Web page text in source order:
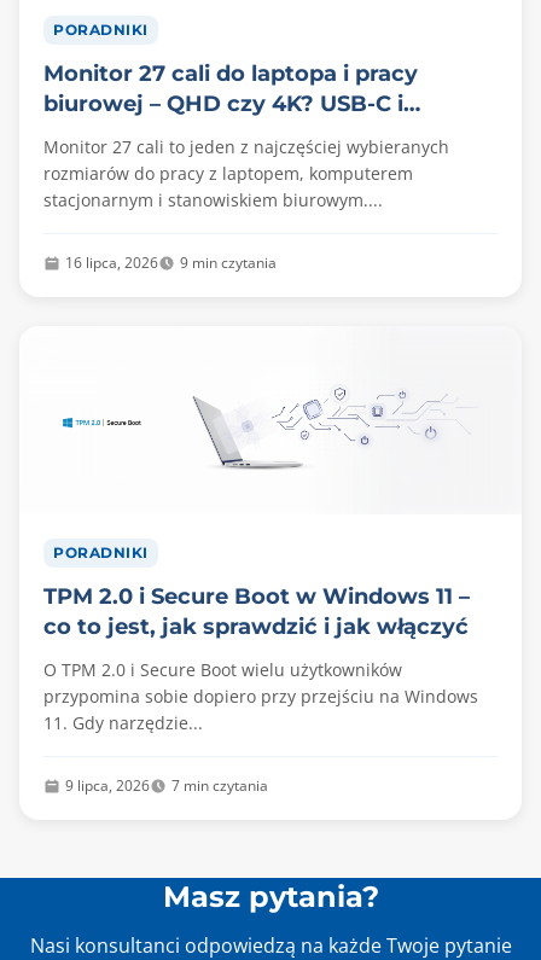
PORADNIKI
Monitor 27 cali do laptopa i pracy
biurowej – QHD czy 4K? USB-C i
ergonomia
Monitor 27 cali to jeden z najczęściej wybieranych
rozmiarów do pracy z laptopem, komputerem
stacjonarnym i stanowiskiem biurowym....
16 lipca, 2026 9 min czytania
PORADNIKI
TPM 2.0 i Secure Boot w Windows 11 –
co to jest, jak sprawdzić i jak włączyć
O TPM 2.0 i Secure Boot wielu użytkowników
przypomina sobie dopiero przy przejściu na Windows
11. Gdy narzędzie...
9 lipca, 2026 7 min czytania
Masz pytania?
Nasi konsultanci odpowiedzą na każde Twoje pytanie